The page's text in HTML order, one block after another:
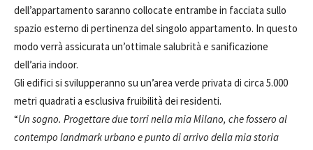
dell’appartamento saranno collocate entrambe in facciata sullo
spazio esterno di pertinenza del singolo appartamento. In questo
modo verrà assicurata un’ottimale salubrità e sanificazione
dell’aria indoor.
Gli edifici si svilupperanno su un’area verde privata di circa 5.000
metri quadrati a esclusiva fruibilità dei residenti.
“Un sogno. Progettare due torri nella mia Milano, che fossero al
contempo landmark urbano e punto di arrivo della mia storia